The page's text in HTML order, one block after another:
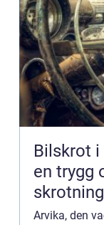
Bilskrot i
en trygg
skrotning
Arvika, den